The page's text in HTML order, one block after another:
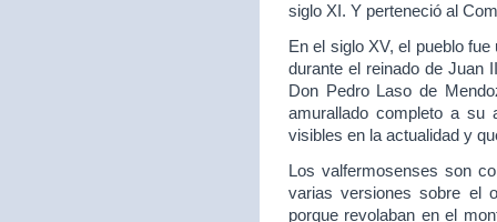
siglo XI. Y perteneció al
En el siglo XV, el pueblo
durante el reinado de Juan
Don Pedro Laso de
amurallado completo a su
visibles en la actualidad y
Los valfermosenses son
varias versiones sobre el
porque revolaban en el